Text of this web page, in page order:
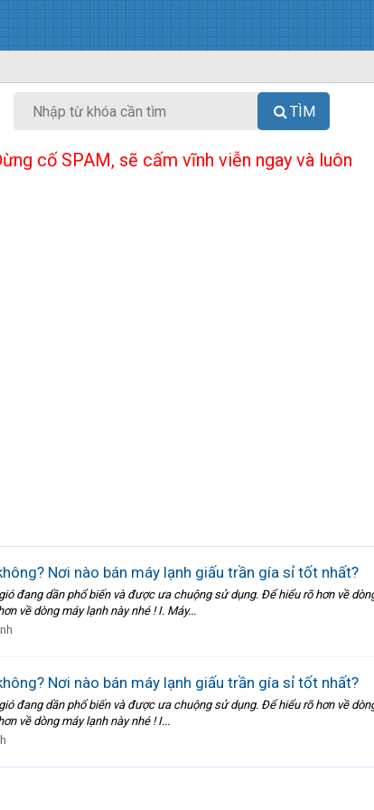
TÌM
cố SPAM, sẽ cấm vĩnh viễn ngay và luôn
Nơi nào bán máy lạnh giấu trần gía sỉ tốt nhất?
đang dần phổ biến và được ưa chuộng sử dụng. Để hiểu rõ hơn về
về dòng máy lạnh này nhé ! I. Máy...
Nơi nào bán máy lạnh giấu trần gía sỉ tốt nhất?
đang dần phổ biến và được ưa chuộng sử dụng. Để hiểu rõ hơn về
về dòng máy lạnh này nhé ! I...